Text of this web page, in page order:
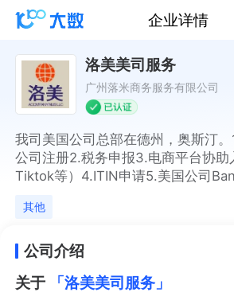
企业详情
洛美美司服务
广州落米商务服务有限公司
我司美国公司总部在德州，奥斯汀
公司注册2.税务申报3.电商平台协助
Tiktok等）4.ITIN申请5.美国公司
其他
公司介绍
关于
「洛美美司服务」